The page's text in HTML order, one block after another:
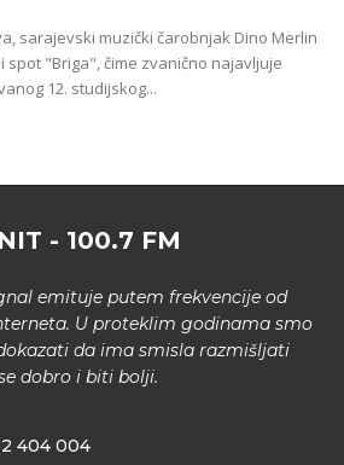
sarajevski muzički čarobnjak Dino Merlin
spot "Briga", čime zvanično najavljuje
12. studijskog...
- 100.7 FM
emituje putem frekvencije od
U proteklim godinama smo
da ima smisla razmišljati
dobro i biti bolji.
404 004